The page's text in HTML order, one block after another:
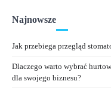
Najnowsze
Jak przebiega przegląd
Dlaczego warto wybrać
dla swojego biznesu?